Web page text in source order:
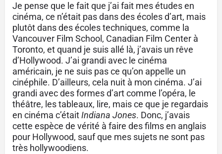
Je pense que le fait que j’ai fait mes études en
cinéma, ce n’était pas dans des écoles d’art, mais
plutôt dans des écoles techniques, comme la
Vancouver Film School, Canadian Film Center à
Toronto, et quand je suis allé là, j’avais un rêve
d’Hollywood. J’ai grandi avec le cinéma
américain, je ne suis pas ce qu’on appelle un
cinéphile. D’ailleurs, cela nuit à mon cinéma. J’ai
grandi avec des formes d’art comme l’opéra, le
théâtre, les tableaux, lire, mais ce que je regardais
en cinéma c’étaitIndiana Jones. Donc, j’avais
cette espèce de vérité à faire des films en anglais
pour Hollywood, sauf que mes sujets ne sont pas
très hollywoodiens.